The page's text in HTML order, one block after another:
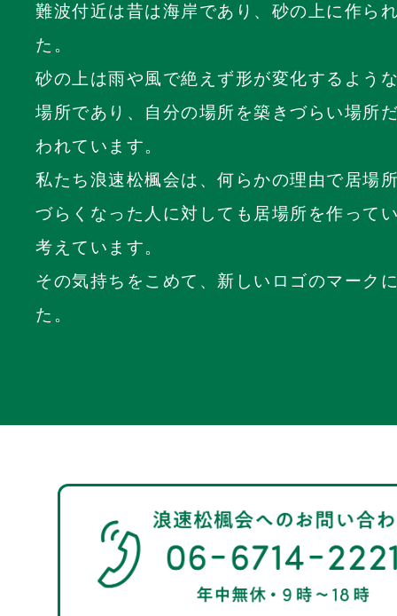
難波付近は昔は海岸であり、砂の上に作ら
た。
砂の上は雨や風で絶えず形が変化するよう
場所であり、自分の場所を築きづらい場所
われています。
私たち浪速松楓会は、何らかの理由で居場
づらくなった人に対しても居場所を作って
考えています。
その気持ちをこめて、新しいロゴのマーク
た。